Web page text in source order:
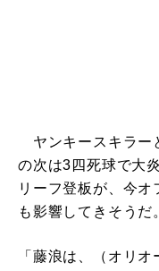
ヤンキースキラー
の次は3四死球で大
リーフ登板が、今オ
も影響してきそうだ
「藤浪は、（オリ